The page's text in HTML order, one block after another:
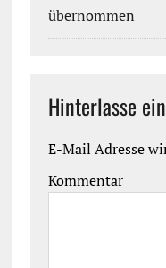
übernommen
Hinterlasse
E-Mail Adresse
Kommentar